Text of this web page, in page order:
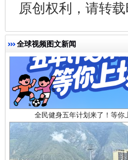
原创权利，请转
全球视频图文新闻
全民健身五年计划来了！等你